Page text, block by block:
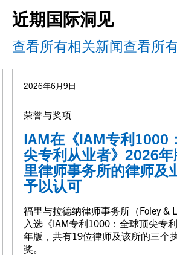
近期国际洞见
查看所有相关新闻查看所
2026年6月9日
荣誉与奖项
IAM在《IAM专利1000
尖专利从业者》2026
里律师事务所的律师及
予以认可
福里与拉德纳律师事务所（Foley &
入选《IAM专利1000：全球顶尖专
年版，共有19位律师及该所的三个
奖。